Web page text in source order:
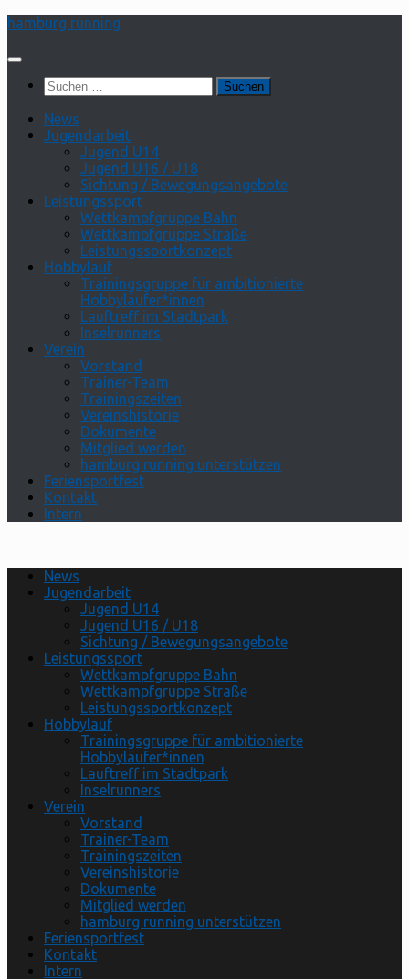
Zum
springen
hamburg running
Suchen
nach:
News
Jugendarbeit
Jugend U14
Jugend U16 / U18
Sichtung / Bewegungsangebote
Leistungssport
Wettkampfgruppe Bahn
Wettkampfgruppe Straße
Leistungssportkonzept
Hobbylauf
Trainingsgruppe für ambitionierte
Hobbyläufer*innen
Lauftreff im Stadtpark
Inselrunners
Verein
Vorstand
Trainer-Team
Trainingszeiten
Vereinshistorie
Dokumente
Mitglied werden
hamburg running unterstützen
Feriensportfest
Kontakt
Intern
News
Jugendarbeit
Jugend U14
Jugend U16 / U18
Sichtung / Bewegungsangebote
Leistungssport
Wettkampfgruppe Bahn
Wettkampfgruppe Straße
Leistungssportkonzept
Hobbylauf
Trainingsgruppe für ambitionierte
Hobbyläufer*innen
Lauftreff im Stadtpark
Inselrunners
Verein
Vorstand
Trainer-Team
Trainingszeiten
Vereinshistorie
Dokumente
Mitglied werden
hamburg running unterstützen
Feriensportfest
Kontakt
Intern